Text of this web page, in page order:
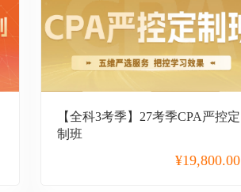
【全科3考季】27考季CPA严控定
制班
¥19,800.00